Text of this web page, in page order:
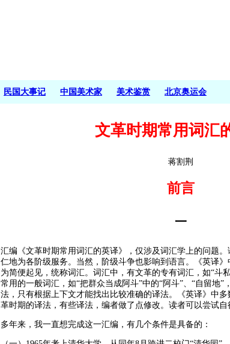
民国大事记 中国美术家 美术鉴赏 北京奥运会
文革时期常用词汇
蒋割荆
前言
一
汇编《文革时期常用词汇的英译》，仅涉及词汇学上的问题
仁地为各阶级服务。当然，阶级斗争也影响到语言。《英译》
为简便起见，统称词汇。词汇中，有文革的专有词汇，如“斗
常用的一般词汇，如“把群众当成阿斗”中的“阿斗”、“自留地
法，只有根据上下文才能找出比较准确的译法。《英译》中
革时期的译法，有些译法，编者做了点修改。读者可以尝试自
多年来，我一直想完成这一汇编，有几个条件是具备的：